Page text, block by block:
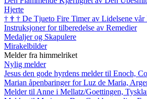
Hjerte
† † † De Tjueto Fire Timer av Lidelsene vår
Instruksjoner for tilberedelse av Remedier
Medaljer og Skapulere
Mirakelbilder
Melder fra himmelriket
Nylig melder
Jesus den gode hyrdens melder til Enoch,
Marian åpenbaringer for Luz de Maria,
Melder til Anne i Mellatz/Goettingen,